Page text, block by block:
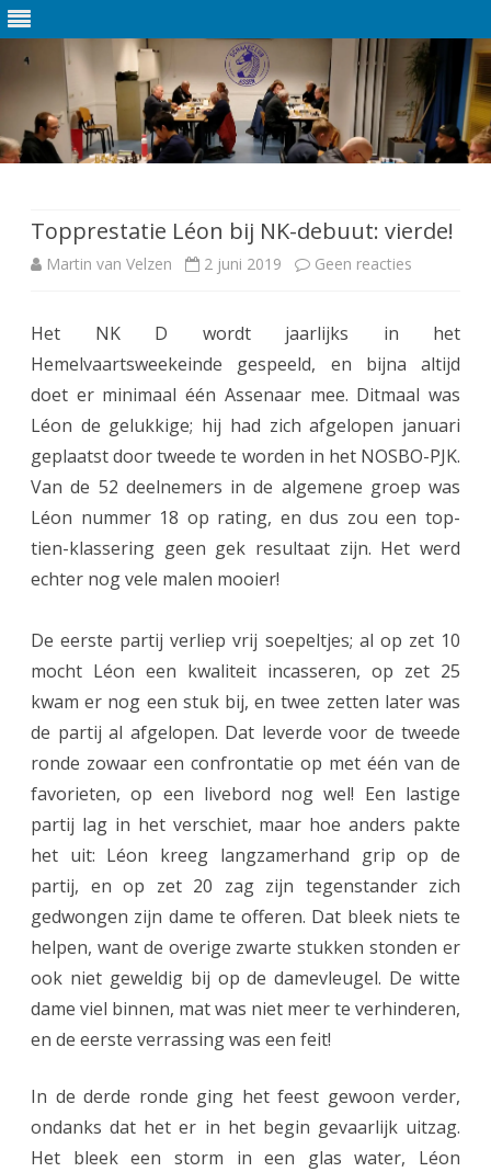
de
inhoud
Topprestatie Léon bij NK-debuut: vierde!
Martin van Velzen 2 juni 2019 Geen reacties
p
p
r
a
i
e
L
é
o
n
b
K
Het NK D wordt jaarlijks in het
Hemelvaartsweekeinde gespeeld, en bijna altijd
doet er minimaal één Assenaar mee. Ditmaal was
Léon de gelukkige; hij had zich afgelopen januari
geplaatst door tweede te worden in het NOSBO-PJK.
Van de 52 deelnemers in de algemene groep was
Léon nummer 18 op rating, en dus zou een top-
tien-klassering geen gek resultaat zijn. Het werd
echter nog vele malen mooier!
De eerste partij verliep vrij soepeltjes; al op zet 10
mocht Léon een kwaliteit incasseren, op zet 25
kwam er nog een stuk bij, en twee zetten later was
de partij al afgelopen. Dat leverde voor de tweede
ronde zowaar een confrontatie op met één van de
favorieten, op een livebord nog wel! Een lastige
partij lag in het verschiet, maar hoe anders pakte
het uit: Léon kreeg langzamerhand grip op de
partij, en op zet 20 zag zijn tegenstander zich
gedwongen zijn dame te offeren. Dat bleek niets te
helpen, want de overige zwarte stukken stonden er
ook niet geweldig bij op de damevleugel. De witte
dame viel binnen, mat was niet meer te verhinderen,
en de eerste verrassing was een feit!
In de derde ronde ging het feest gewoon verder,
ondanks dat het er in het begin gevaarlijk uitzag.
Het bleek een storm in een glas water, Léon